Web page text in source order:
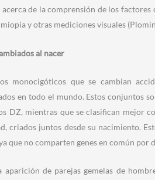
de la comprensión de los
y otras mediciones visuales
al nacer
monocigóticos que se cambian
en todo el mundo. Estos conjuntos
DZ, mientras que se clasifican mejor
criados juntos desde su nacimiento.
que no comparten genes en común por
aparición de parejas gemelas de